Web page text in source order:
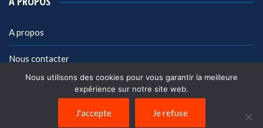
A propos
Nous contacter
Politique de confidentialité
Nous utilisons des cookies pour vous garantir la meilleure
expérience sur notre site web.
J'accepte Je refuse